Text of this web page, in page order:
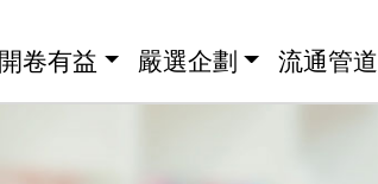
卷有益 嚴選企劃 流通管道